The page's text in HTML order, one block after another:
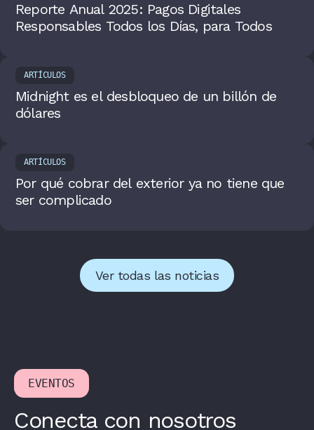
Reporte Anual 2025: Pagos Digitales
Responsables Todos los Días, para Todos
ARTÍCULOS
Midnight es el desbloqueo de un billón de
dólares
ARTÍCULOS
Por qué cobrar del exterior ya no tiene que
ser complicado
Ver todas las noticias
EVENTOS
Conecta con nosotros